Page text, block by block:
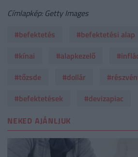
Címlapkép: Getty Images
#befektetés
#befektetési alap
#kínai
#alapkezelő
#tőzsde
#dollár
#befektetések
#devizapiac
NEKED AJÁNLJUK